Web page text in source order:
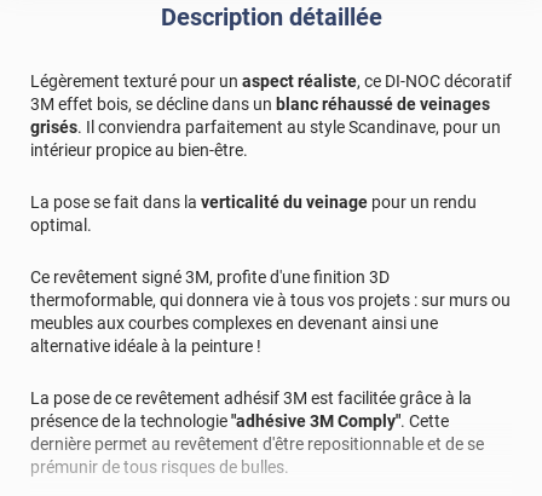
Description détaillée
Légèrement texturé pour un aspect réaliste, ce DI-NOC décoratif
3M effet bois, se décline dans un blanc réhaussé de veinages
grisés. Il conviendra parfaitement au style Scandinave, pour un
intérieur propice au bien-être.
La pose se fait dans la verticalité du veinage pour un rendu
optimal.
Ce revêtement signé 3M, profite d'une finition 3D
thermoformable, qui donnera vie à tous vos projets : sur murs ou
meubles aux courbes complexes en devenant ainsi une
alternative idéale à la peinture !
La pose de ce revêtement adhésif 3M est facilitée grâce à la
présence de la technologie"adhésive 3M Comply". Cette
dernière permet au revêtement d'être repositionnable et de se
prémunir de tous risques de bulles.